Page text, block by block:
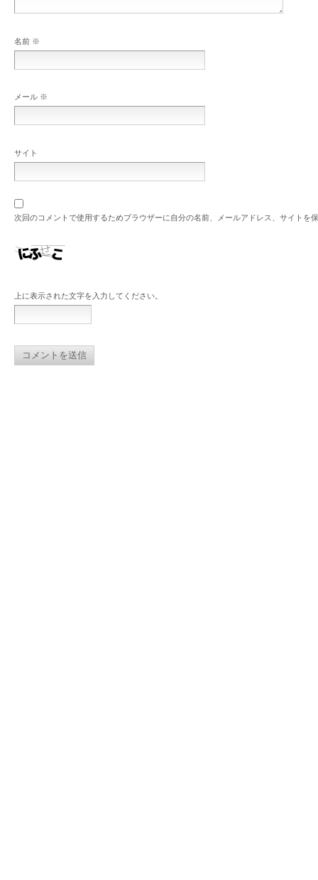
名前 ※
メール ※
サイト
次回のコメントで使用するためブラウザーに自分の名前、メールアドレス、サイトを
上に表示された文字を入力してください。